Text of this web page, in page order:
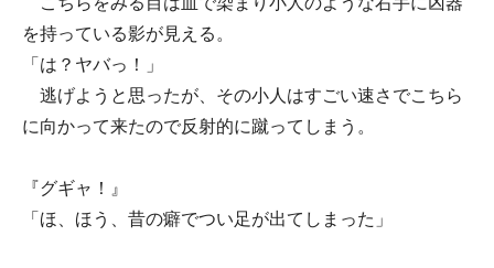
を持っている影が見える。
「は？ヤバっ！」
逃げようと思ったが、その小人はすごい速さでこちら
に向かって来たので反射的に蹴ってしまう。
『グギャ！』
「ほ、ほう、昔の癖でつい足が出てしまった」